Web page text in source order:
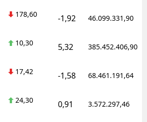
178,60 -1,92 46.099.331,90
10,30 5,32 385.452.406,90
17,42 -1,58 68.461.191,64
24,30 0,91 3.572.297,46